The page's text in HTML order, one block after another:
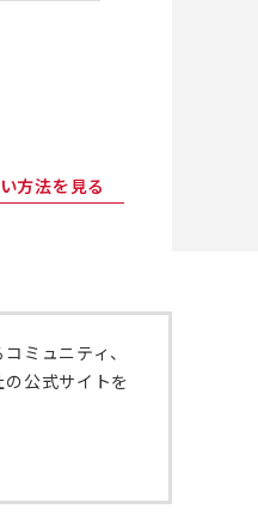
方法を見る
ミュニティ、
の公式サイトを